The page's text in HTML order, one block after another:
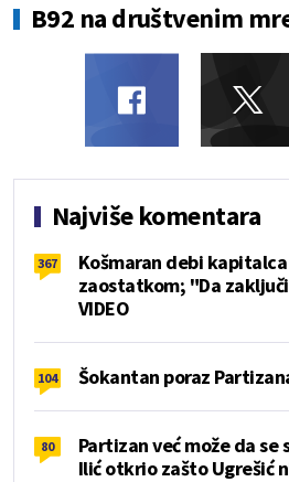
B92 na društvenim
Najviše komentara
367
Košmaran debi kapitalca
zaostatkom; "Da
VIDEO
104 Šokantan poraz
80
Partizan već može da
Ilić otkrio zašto Ugrešić